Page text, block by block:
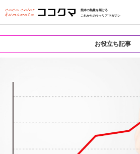
熊本の熱量を届ける
これからのキャリアマガジン
お役立ち記事